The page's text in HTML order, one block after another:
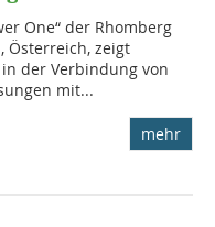
One“ der Rhomberg
Österreich, zeigt
der Verbindung von
mit...
mehr